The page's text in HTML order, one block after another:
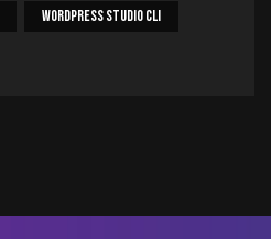
WordPress Studio CLI